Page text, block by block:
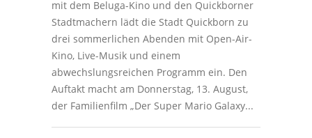
mit dem Beluga-Kino und den Quickborner
Stadtmachern lädt die Stadt Quickborn zu
drei sommerlichen Abenden mit Open-Air-
Kino, Live-Musik und einem
abwechslungsreichen Programm ein. Den
Auftakt macht am Donnerstag, 13. August,
der Familienfilm „Der Super Mario Galaxy...